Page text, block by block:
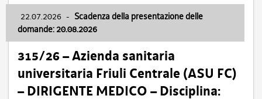
22.07.2026 - Scadenza della presentazione delle
domande: 20.08.2026
315/26 – Azienda sanitaria
universitaria Friuli Centrale (ASU FC)
– DIRIGENTE MEDICO – Disciplina: